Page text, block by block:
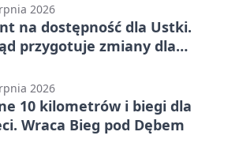
2026
na dostępność dla Ustki.
przygotuje zmiany dla
2026
10 kilometrów i biegi dla
Wraca Bieg pod Dębem